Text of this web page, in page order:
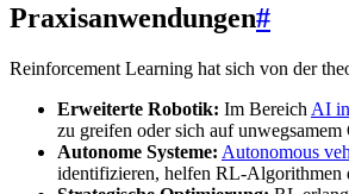
Praxisanwendungen#
Reinforcement Learning hat sich von der
Erweiterte Robotik: Im Bereich AI
zu greifen oder sich auf
Autonome Systeme: Autonomous
identifizieren, helfen RL-Algorithmen